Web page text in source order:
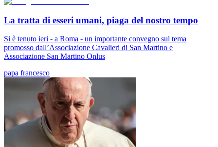
La tratta di esseri umani, piaga del nostro tempo
Si è tenuto ieri - a Roma - un importante convegno sul tema
promosso dall’Associazione Cavalieri di San Martino e
Associazione San Martino Onlus
papa francesco